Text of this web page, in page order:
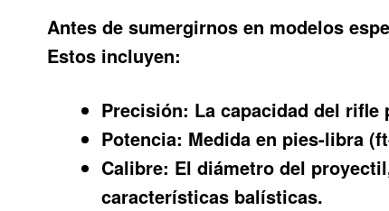
Antes de sumergirnos en modelos
Estos incluyen:
Precisión: La capacidad del rifle
Potencia: Medida en pies-libra
Calibre: El diámetro del
características balísticas.